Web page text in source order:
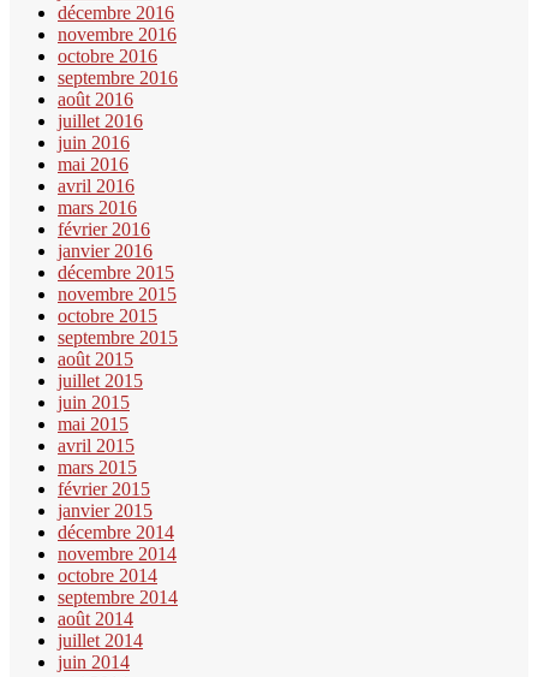
décembre 2016
novembre 2016
octobre 2016
septembre 2016
août 2016
juillet 2016
juin 2016
mai 2016
avril 2016
mars 2016
février 2016
janvier 2016
décembre 2015
novembre 2015
octobre 2015
septembre 2015
août 2015
juillet 2015
juin 2015
mai 2015
avril 2015
mars 2015
février 2015
janvier 2015
décembre 2014
novembre 2014
octobre 2014
septembre 2014
août 2014
juillet 2014
juin 2014